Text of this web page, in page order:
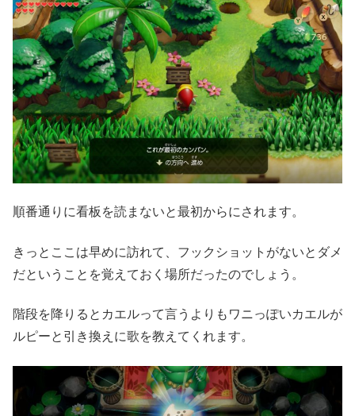
順番通りに看板を読まないと最初からにされます。
きっとここは早めに訪れて、フックショットがないとダメ
だということを覚えておく場所だったのでしょう。
階段を降りるとカエルって言うよりもワニっぽいカエルが
ルピーと引き換えに歌を教えてくれます。